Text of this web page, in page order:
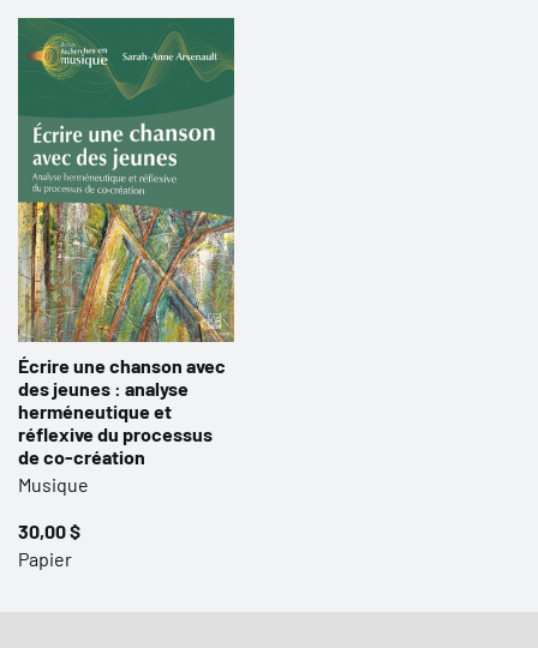
Écrire une chanson avec
des jeunes : analyse
herméneutique et
réflexive du processus
de co-création
Musique
30,00 $
Papier